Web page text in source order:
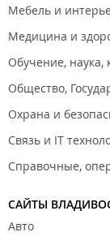
г.;
"Приз
1 место.
"Приз
2018 г.;
1 место.
Дивизион
2 место.
Дивизион
Владивосток
Мебель и
Медицина и
Обучение, наука,
Общество,
Охрана и
Связь и IT
Справочные,
САЙТЫ
Авто